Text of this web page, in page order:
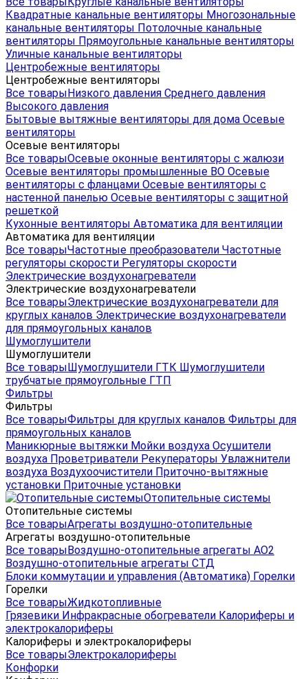
Квадратные канальные вентиляторы Многозональные
канальные вентиляторы Потолочные канальные
вентиляторы Прямоугольные канальные вентиляторы
Уличные канальные вентиляторы
Центробежные вентиляторы
Центробежные вентиляторы
Все товарыНизкого давления Среднего давления
Высокого давления
Бытовые вытяжные вентиляторы для дома Осевые
вентиляторы
Осевые вентиляторы
Все товарыОсевые оконные вентиляторы с жалюзи
Осевые вентиляторы промышленные ВО Осевые
вентиляторы с фланцами Осевые вентиляторы с
настенной панелью Осевые вентиляторы с защитной
решеткой
Кухонные вентиляторы Автоматика для вентиляции
Автоматика для вентиляции
Все товарыЧастотные преобразователи Частотные
регуляторы скорости Регуляторы скорости
Электрические воздухонагреватели
Электрические воздухонагреватели
Все товарыЭлектрические воздухонагреватели для
круглых каналов Электрические воздухонагреватели
для прямоугольных каналов
Шумоглушители
Шумоглушители
Все товарыШумоглушители ГТК Шумоглушители
трубчатые прямоугольные ГТП
Фильтры
Фильтры
Все товарыФильтры для круглых каналов Фильтры для
прямоугольных каналов
Маникюрные вытяжки Мойки воздуха Осушители
воздуха Проветриватели Рекуператоры Увлажнители
воздуха Воздухоочистители Приточно-вытяжные
установки Приточные установки
Отопительные системы
Отопительные системы
Все товарыАгрегаты воздушно-отопительные
Агрегаты воздушно-отопительные
Все товарыВоздушно-отопительные агрегаты АО2
Воздушно-отопительные агрегаты СТД
Блоки коммутации и управления (Автоматика) Горелки
Горелки
Все товарыЖидкотопливные
Грязевики Инфракрасные обогреватели Калориферы и
электрокалориферы
Калориферы и электрокалориферы
Все товарыЭлектрокалориферы
Конфорки